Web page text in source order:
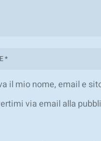
il mio nome, email e
via email alla